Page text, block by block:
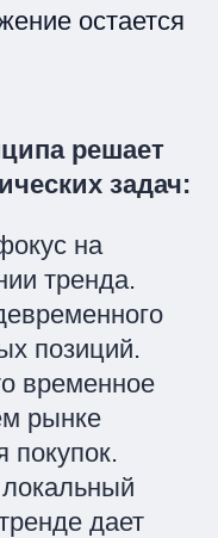
остается
решает
задач:
на
тренда.
позиций.
временное
рынке
покупок.
локальный
дает